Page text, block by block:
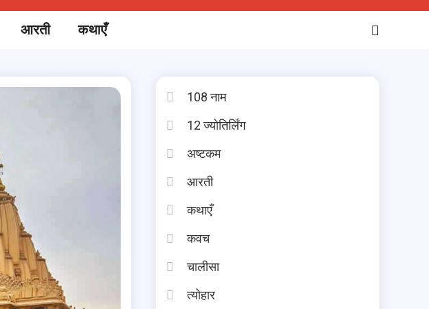
आरती कथाएँ
108 नाम
12 ज्योतिर्लिंग
अष्टकम
आरती
कथाएँ
कवच
चालीसा
त्योहार